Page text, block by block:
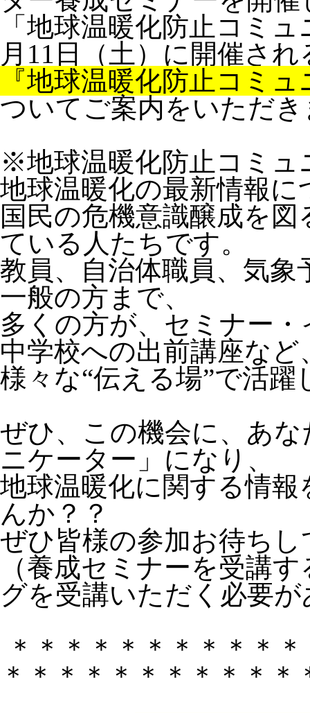
「地球温暖化防止コミ
月11日（土）に開催され
『地球温暖化防止コミ
ついてご案内をいただ
※地球温暖化防止コミュ
地球温暖化の最新情報
国民の危機意識醸成を
ている人たちです。
教員、自治体職員、気象
一般の方まで、
多くの方が、セミナー
中学校への出前講座など
様々な“伝える場”で活躍
ぜひ、この機会に、あ
ニケーター」になり、
地球温暖化に関する情
んか？？
ぜひ皆様の参加お待ち
（養成セミナーを受講
グを受講いただく必要
＊＊＊＊＊＊＊＊＊＊
＊＊＊＊＊＊＊＊＊＊